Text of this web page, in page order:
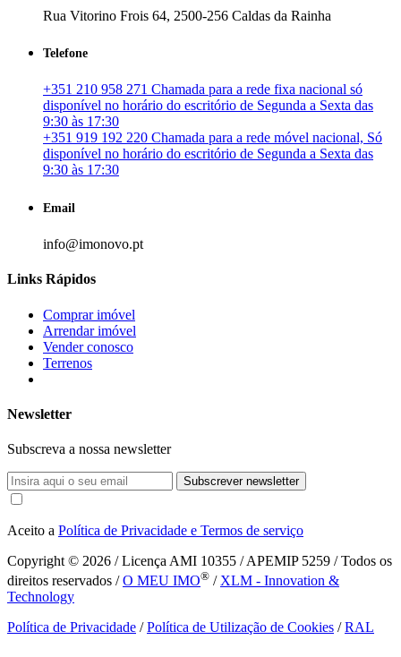
Rua Vitorino Frois 64, 2500-256 Caldas da Rainha
Telefone
+351 210 958 271 Chamada para a rede fixa nacional só
disponível no horário do escritório de Segunda a Sexta das
9:30 às 17:30
+351 919 192 220 Chamada para a rede móvel nacional, Só
disponível no horário do escritório de Segunda a Sexta das
9:30 às 17:30
Email
info@imonovo.pt
Links Rápidos
Comprar imóvel
Arrendar imóvel
Vender conosco
Terrenos
Newsletter
Subscreva a nossa newsletter
Subscrever newsletter
Aceito a Política de Privacidade e Termos de serviço
Copyright © 2026 / Licença AMI 10355 / APEMIP 5259 / Todos os
direitos reservados /O MEU IMO® /XLM - Innovation &
Technology
Política de Privacidade /Política de Utilização de Cookies /RAL